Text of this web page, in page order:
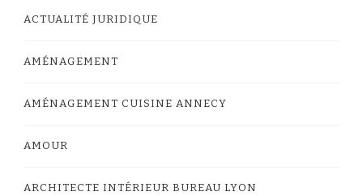
ACTUALITÉ JURIDIQUE
AMÉNAGEMENT
AMÉNAGEMENT CUISINE ANNECY
AMOUR
ARCHITECTE INTÉRIEUR BUREAU LYON